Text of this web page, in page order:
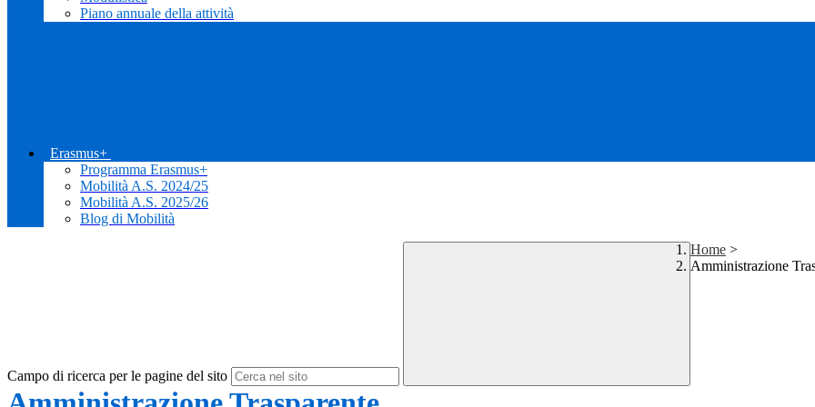
Piano annuale della attività
Erasmus+
Programma Erasmus+
Mobilità A.S. 2024/25
Mobilità A.S. 2025/26
Blog di Mobilità
Campo di ricerca per le pagine del sito
Home >
Amministrazione